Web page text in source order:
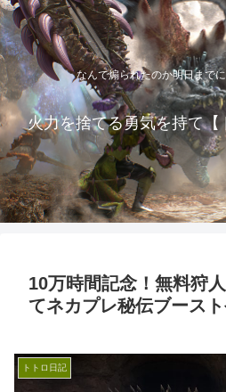
なんで煽られたのか明日まで
火力を捨てる勇気を持て
10万時間記念！無料狩
てネカプレ秘伝ブースト
トトロ日記